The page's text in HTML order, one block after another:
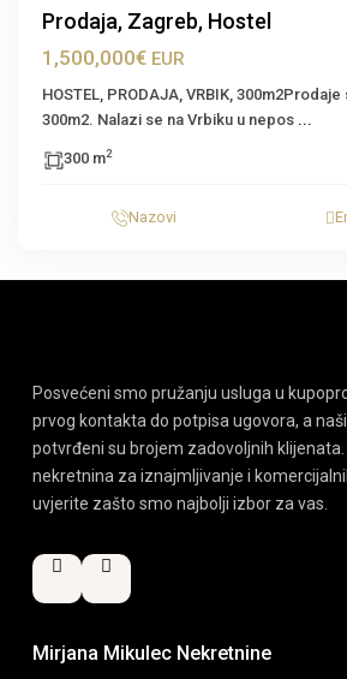
Prodaja, Zagreb, Hostel
1,500,000€ EUR
HOSTEL, PRODAJA, VRBIK,
300m2. Nalazi se na Vrbiku u nepos ...
300 m2
Nazovi
Posvećeni smo pružanju usluga u
prvog kontakta do potpisa ugovora, a
potvrđeni su brojem zadovoljnih
nekretnina za iznajmljivanje i
uvjerite zašto smo najbolji izbor za vas.
Mirjana Mikulec Nekretnine